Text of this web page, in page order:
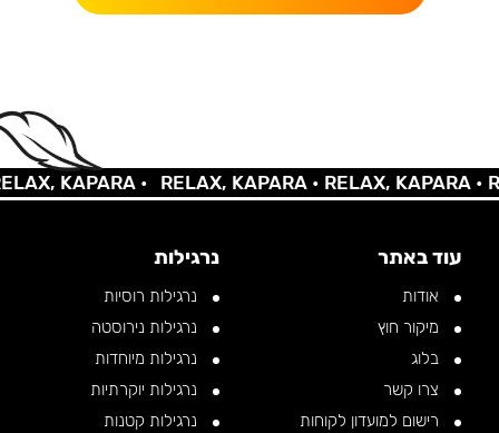
KAPARA • RELAX, KAPARA •RELAX, KAPARA •
עוד באתר
אודות
מיקור חוץ
בלוג
צרו קשר
רישום למועדון לקוחות
נרגילות
נרגילות רוסיות
נרגילות נירוסטה
נרגילות מיוחדות
נרגילות יוקרתיות
נרגילות קטנות